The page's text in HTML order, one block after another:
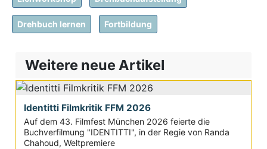
Drehbuch lernen Fortbildung
Weitere neue Artikel
Identitti Filmkritik FFM 2026
Auf dem 43. Filmfest München 2026 feierte die
Buchverfilmung "IDENTITTI", in der Regie von Randa
Chahoud, Weltpremiere